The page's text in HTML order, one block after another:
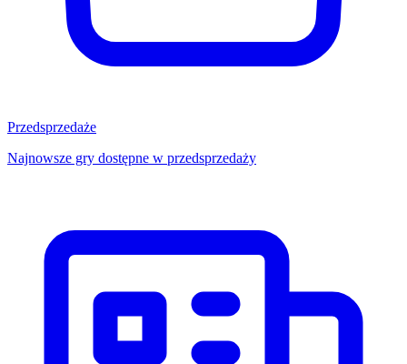
Przedsprzedaże
Najnowsze gry dostępne w przedsprzedaży